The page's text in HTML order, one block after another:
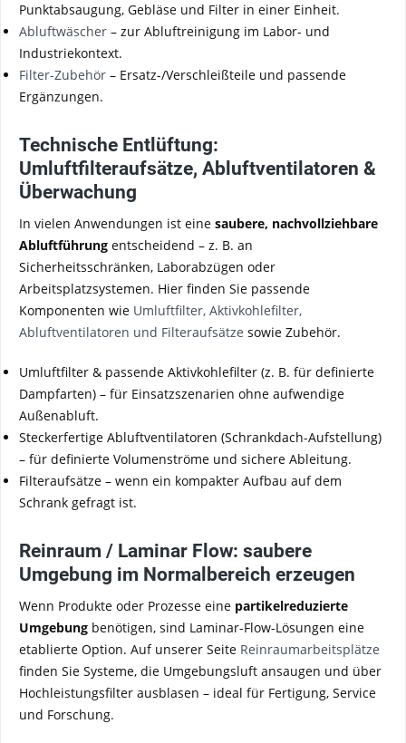
Punktabsaugung, Gebläse und Filter in einer Einheit.
Abluftwäscher – zur Abluftreinigung im Labor- und
Industriekontext.
Filter-Zubehör – Ersatz-/Verschleißteile und passende
Ergänzungen.
Technische Entlüftung:
Umluftfilteraufsätze, Abluftventilatoren &
Überwachung
In vielen Anwendungen ist eine saubere, nachvollziehbare
Abluftführung entscheidend – z. B. an
Sicherheitsschränken, Laborabzügen oder
Arbeitsplatzsystemen. Hier finden Sie passende
Komponenten wie Umluftfilter, Aktivkohlefilter,
Abluftventilatoren und Filteraufsätze sowie Zubehör.
Umluftfilter & passende Aktivkohlefilter (z. B. für definierte
Dampfarten) – für Einsatzszenarien ohne aufwendige
Außenabluft.
Steckerfertige Abluftventilatoren (Schrankdach-Aufstellung)
– für definierte Volumenströme und sichere Ableitung.
Filteraufsätze – wenn ein kompakter Aufbau auf dem
Schrank gefragt ist.
Reinraum / Laminar Flow: saubere
Umgebung im Normalbereich erzeugen
Wenn Produkte oder Prozesse eine partikelreduzierte
Umgebung benötigen, sind Laminar-Flow-Lösungen eine
etablierte Option. Auf unserer Seite Reinraumarbeitsplätze
finden Sie Systeme, die Umgebungsluft ansaugen und über
Hochleistungsfilter ausblasen – ideal für Fertigung, Service
und Forschung.